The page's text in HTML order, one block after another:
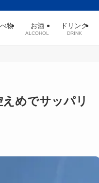
物 お酒
ALCOHOL
ドリンク
DRINK
めでサッパリ